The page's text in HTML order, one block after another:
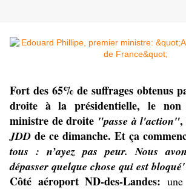
Fort des 65% de suffrages obtenus
droite à la présidentielle, le non
ministre de droite "passe à l'action",
JDD de ce dimanche. Et ça
tous : n’ayez pas peur. Nous
dépasser quelque chose qui est
Côté aéroport ND-des-Landes: